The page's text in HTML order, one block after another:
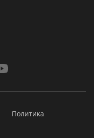
Политика